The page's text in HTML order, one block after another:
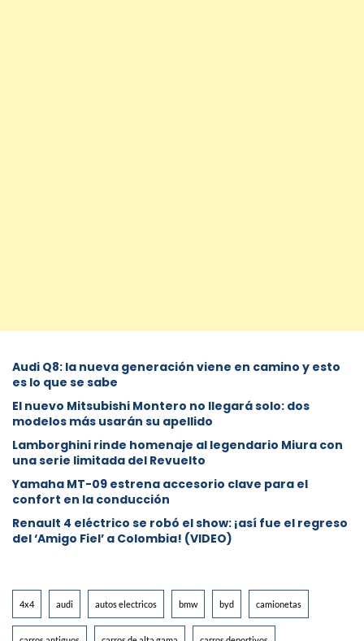
Audi Q8: la nueva generación viene en camino y esto
es lo que se sabe
⁠El nuevo Mitsubishi Montero no llegará solo: dos
modelos más usarán su apellido
Lamborghini rinde homenaje al legendario Miura con
una serie limitada del Revuelto
Yamaha MT-09 estrena accesorio clave para el
confort en la conducción
Renault 4 eléctrico se robó el show: ¡así fue el regreso
del ‘Amigo Fiel’ a Colombia! (VIDEO)
4x4 audi autos electricos bmw byd camionetas